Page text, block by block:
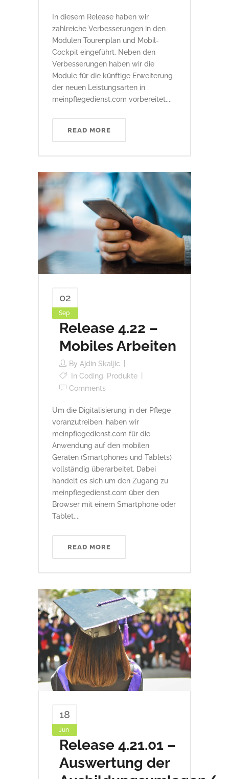
In diesem Release haben wir
zahlreiche Verbesserungen in den
Modulen Tourenplan und Mobil-
Cockpit eingeführt. Neben den
Verbesserungen haben wir die
Module für die künftige Erweiterung
der neuen Leistungsarten in
meinpflegedienst.com vorbereitet....
READ MORE
02
Sep
Release 4.22 –
Mobiles Arbeiten
By Ajdin Skaljic
In Coding, Produkte
Comments
Um die Digitalisierung in der Pflege
voranzutreiben, haben wir
meinpflegedienst.com für die
Anwendung auf den mobilen
Geräten (Smartphones und Tablets)
vollständig überarbeitet. Dabei
handelt es sich um den Zugang zu
meinpflegedienst.com über den
Browser mit einem Smartphone oder
Tablet....
READ MORE
18
Jun
Release 4.21.01 –
Auswertung der